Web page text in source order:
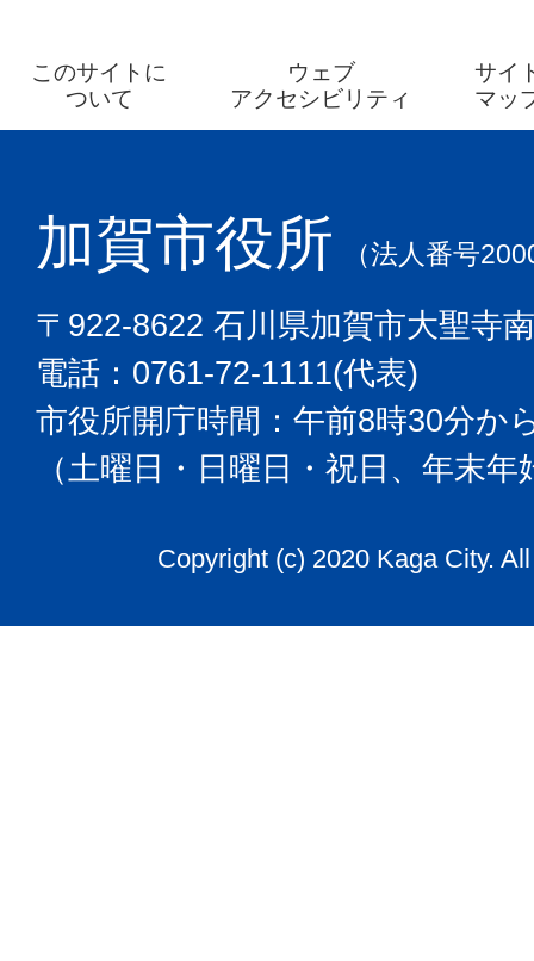
このサイトに
ついて
ウェブ
アクセシビリティ
サイ
マッ
加賀市役所 （法人番号
〒922-8622 石川県加賀市大聖寺
電話：0761-72-1111(代表)
市役所開庁時間：午前8時30分か
（土曜日・日曜日・祝日、年末
Copyright (c) 2020 Kaga City.